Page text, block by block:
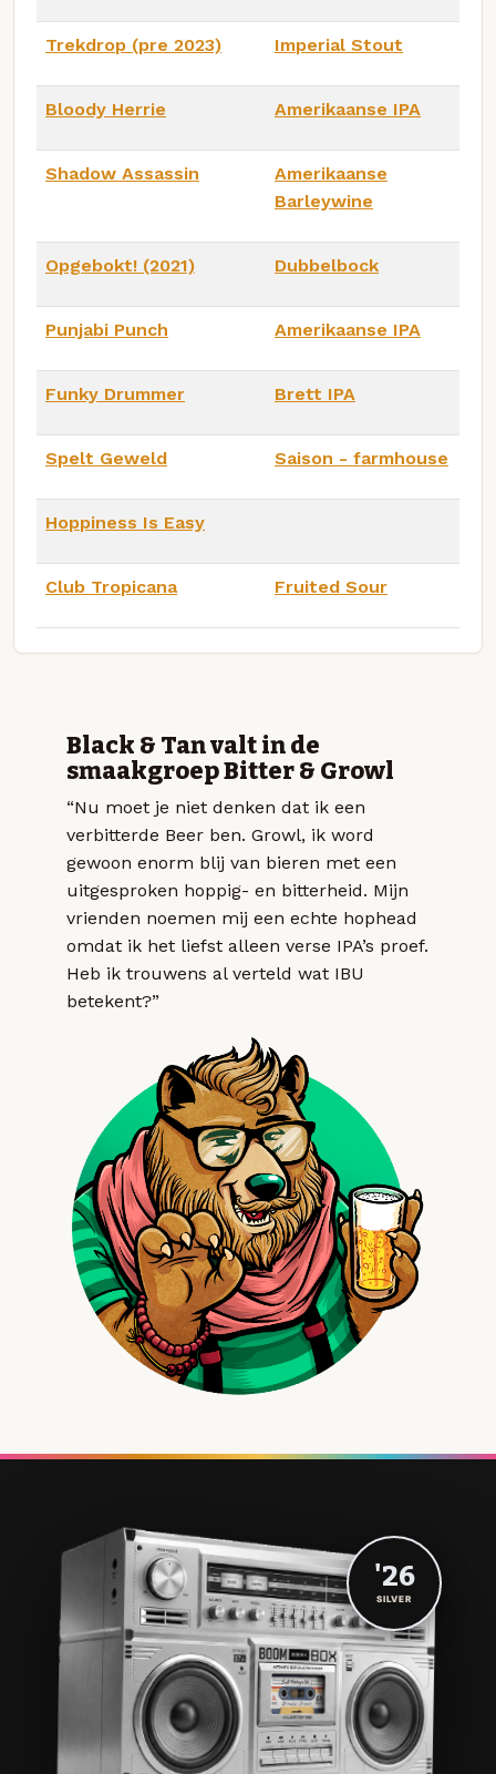
Trekdrop (pre 2023) Imperial Stout
Bloody Herrie Amerikaanse IPA
Shadow Assassin
Amerikaanse
Barleywine
Opgebokt! (2021) Dubbelbock
Punjabi Punch Amerikaanse IPA
Funky Drummer Brett IPA
Spelt Geweld Saison - farmhouse
Hoppiness Is Easy
Club Tropicana Fruited Sour
Black & Tan valt in de
smaakgroep Bitter & Growl
“Nu moet je niet denken dat ik een
verbitterde Beer ben. Growl, ik word
gewoon enorm blij van bieren met een
uitgesproken hoppig- en bitterheid. Mijn
vrienden noemen mij een echte hophead
omdat ik het liefst alleen verse IPA’s proef.
Heb ik trouwens al verteld wat IBU
betekent?”
'26
SILVER